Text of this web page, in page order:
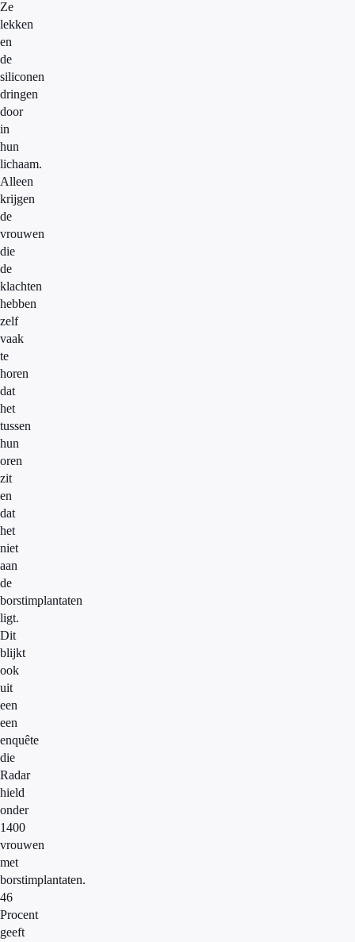
Ze
lekken
en
de
siliconen
dringen
door
in
hun
lichaam.
Alleen
krijgen
de
vrouwen
die
de
klachten
hebben
zelf
vaak
te
horen
dat
het
tussen
hun
oren
zit
en
dat
het
niet
aan
de
borstimplantaten
ligt.
Dit
blijkt
ook
uit
een
een
enquête
die
Radar
hield
onder
1400
vrouwen
met
borstimplantaten.
46
Procent
geeft